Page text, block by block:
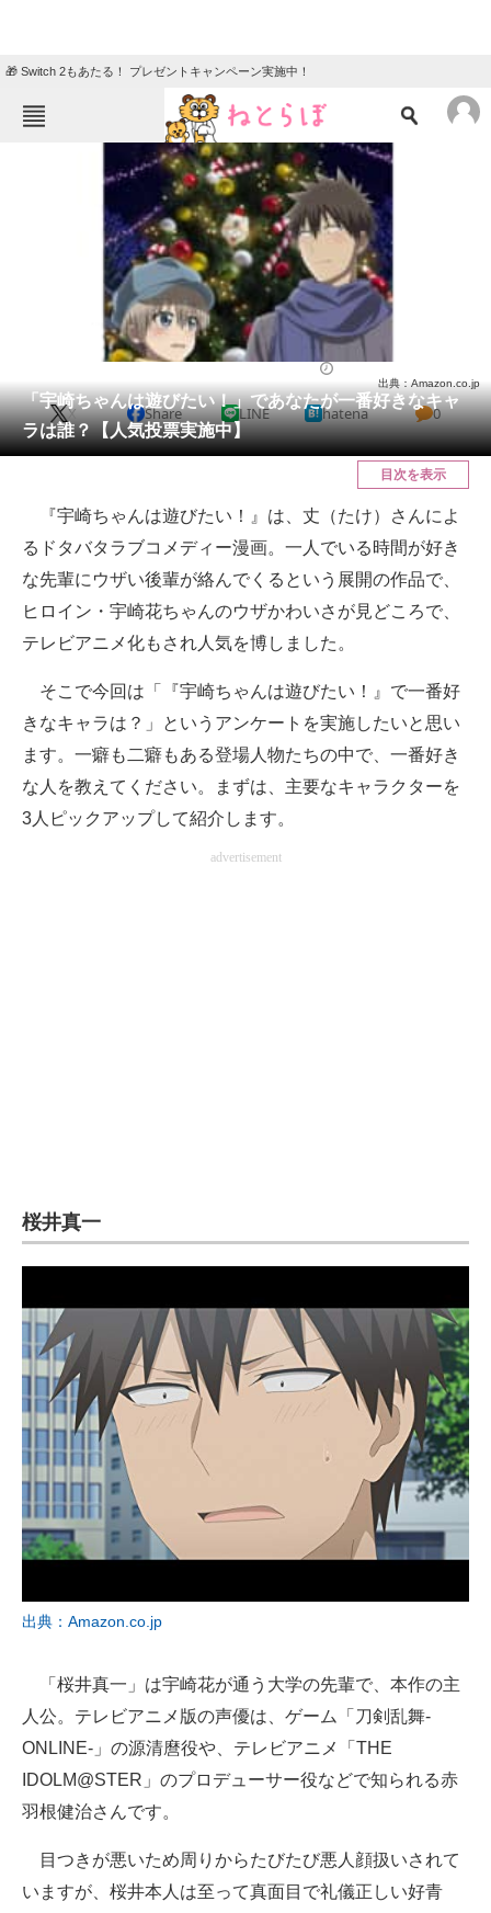
🎁 Switch 2もあたる！ プレゼントキャンペーン実施中！
ねとらぼメニュー
ニュース
クイズ
地域
教育・育児
リサーチ
会員記事
メディア
ITの今と未来を見通す
スマホと通信の最新トレンド
進化するPCとデバイスの未来
好きが集まる 比べて選べる
ビジネスと働き方のヒント
企業ITのトレンドを詳説
電子設計の基本と応用
建設×テクノロジーの最前線
ちょっと気になるネットの話題
「宇崎ちゃんは遊びたい！」であなたが一番好きなキャ
ラは誰？【人気投票実施中】
出典：Amazon.co.jp
X Share LINE hatena 0
目次を表示
『宇崎ちゃんは遊びたい！』は、丈（たけ）さんによ
るドタバタラブコメディー漫画。一人でいる時間が好き
な先輩にウザい後輩が絡んでくるという展開の作品で、
ヒロイン・宇崎花ちゃんのウザかわいさが見どころで、
テレビアニメ化もされ人気を博しました。
そこで今回は「『宇崎ちゃんは遊びたい！』で一番好
きなキャラは？」というアンケートを実施したいと思い
ます。一癖も二癖もある登場人物たちの中で、一番好き
な人を教えてください。まずは、主要なキャラクターを
3人ピックアップして紹介します。
advertisement
桜井真一
出典：Amazon.co.jp
「桜井真一」は宇崎花が通う大学の先輩で、本作の主
人公。テレビアニメ版の声優は、ゲーム「刀剣乱舞-
ONLINE-」の源清麿役や、テレビアニメ「THE
IDOLM@STER」のプロデューサー役などで知られる赤
羽根健治さんです。
目つきが悪いため周りからたびたび悪人顔扱いされて
いますが、桜井本人は至って真面目で礼儀正しい好青